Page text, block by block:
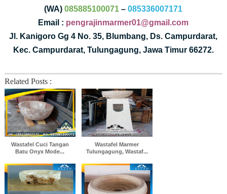
(WA)085885100071 –085336007171
Email : pengrajinmarmer01@gmail.com
Jl. Kanigoro Gg 4 No. 35, Blumbang, Ds. Campurdarat,
Kec. Campurdarat, Tulungagung, Jawa Timur 66272.
Related Posts :
Wastafel Cuci Tangan
Batu Onyx Mode...
Wastafel Marmer
Tulungagung, Wastaf...